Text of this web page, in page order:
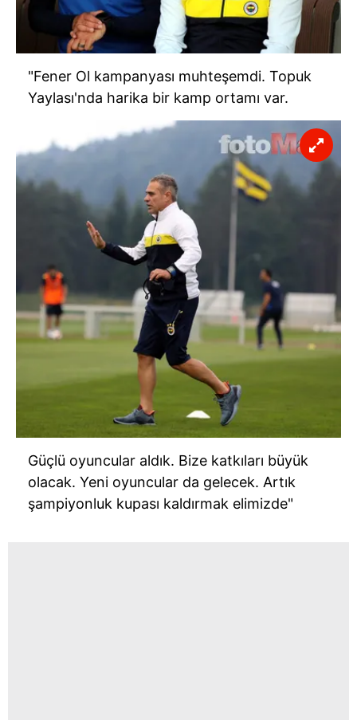
"Fener Ol kampanyası muhteşemdi. Topuk
Yaylası'nda harika bir kamp ortamı var.
Güçlü oyuncular aldık. Bize katkıları büyük
olacak. Yeni oyuncular da gelecek. Artık
şampiyonluk kupası kaldırmak elimizde"